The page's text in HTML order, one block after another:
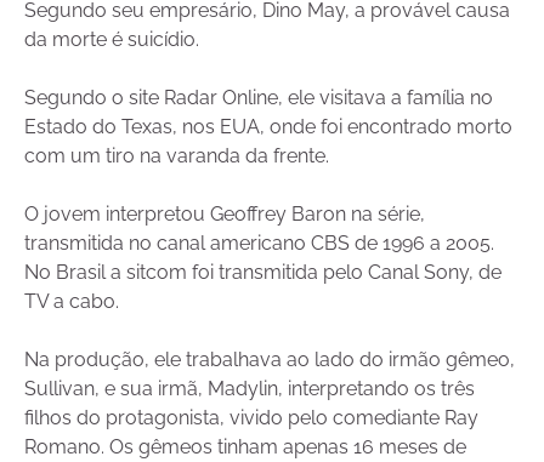
Segundo seu empresário, Dino May, a provável causa
da morte é suicídio.
Segundo o site Radar Online, ele visitava a família no
Estado do Texas, nos EUA, onde foi encontrado morto
com um tiro na varanda da frente.
O jovem interpretou Geoffrey Baron na série,
transmitida no canal americano CBS de 1996 a 2005.
No Brasil a sitcom foi transmitida pelo Canal Sony, de
TV a cabo.
Na produção, ele trabalhava ao lado do irmão gêmeo,
Sullivan, e sua irmã, Madylin, interpretando os três
filhos do protagonista, vivido pelo comediante Ray
Romano. Os gêmeos tinham apenas 16 meses de